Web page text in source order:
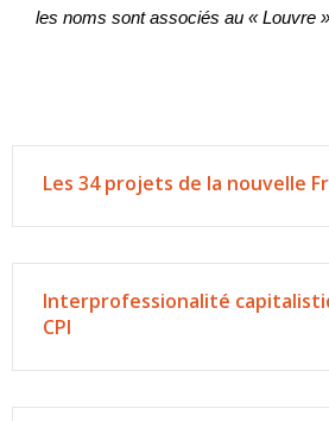
les noms sont associés au « Louvre
Les 34 projets de la nouvelle
Interprofessionalité
CPI